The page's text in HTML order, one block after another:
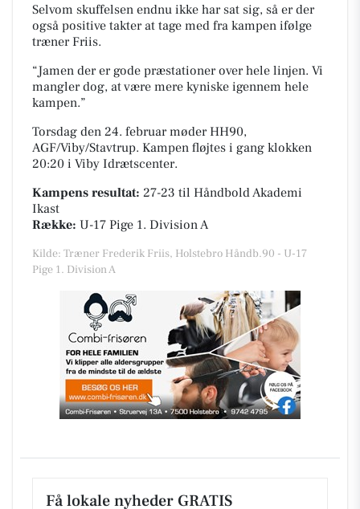
Selvom skuffelsen endnu ikke har sat sig, så er der
også positive takter at tage med fra kampen ifølge
træner Friis.
Jamen der er gode præstationer over hele linjen. Vi
mangler dog, at være mere kyniske igennem hele
kampen.
Torsdag den 24. februar møder HH90,
AGF/Viby/Stavtrup. Kampen fløjtes i gang klokken
20:20 i Viby Idrætscenter.
Kampens resultat: 27-23 til Håndbold Akademi
Ikast
Række: U-17 Pige 1. Division A
Kilde: Træner Frederik Friis, Holstebro Håndb.90 - U-17
Pige 1. Division A
Få lokale nyheder GRATIS